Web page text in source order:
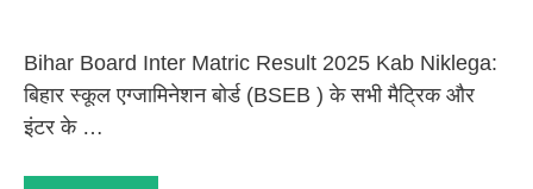
Bihar Board Inter Matric Result 2025 Kab Niklega:
बिहार स्कूल एग्जामिनेशन बोर्ड (BSEB ) के सभी मैट्रिक और
इंटर के …